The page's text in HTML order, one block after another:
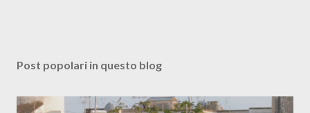
Post popolari in questo blog